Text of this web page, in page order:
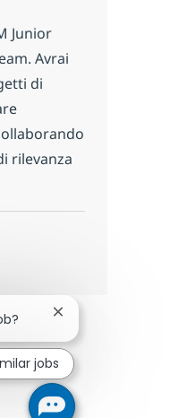
Junior
Avrai
di
rilevanza
Close chatbot
jobs